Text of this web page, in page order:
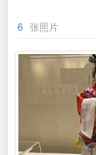
6 张照片